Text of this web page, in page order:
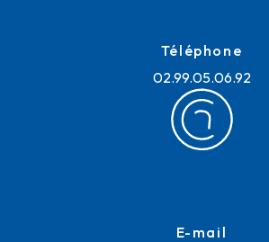
Téléphone
02.99.05.06.92
E-mail